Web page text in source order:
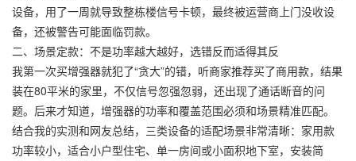
设备，用了一周就导致整栋楼信号卡顿，最终被运营商上门没收设
备，还被警告可能面临罚款。
二、场景定款：不是功率越大越好，选错反而适得其反
我第一次买增强器就犯了“贪大”的错，听商家推荐买了商用款，结果
装在80平米的家里，不仅信号忽强忽弱，还出现了通话断音的问
题。后来才知道，增强器的功率和覆盖范围必须和场景精准匹配。
结合我的实测和网友总结，三类设备的适配场景非常清晰：家用款
功率较小，适合小户型住宅、单一房间或小面积地下室，安装简